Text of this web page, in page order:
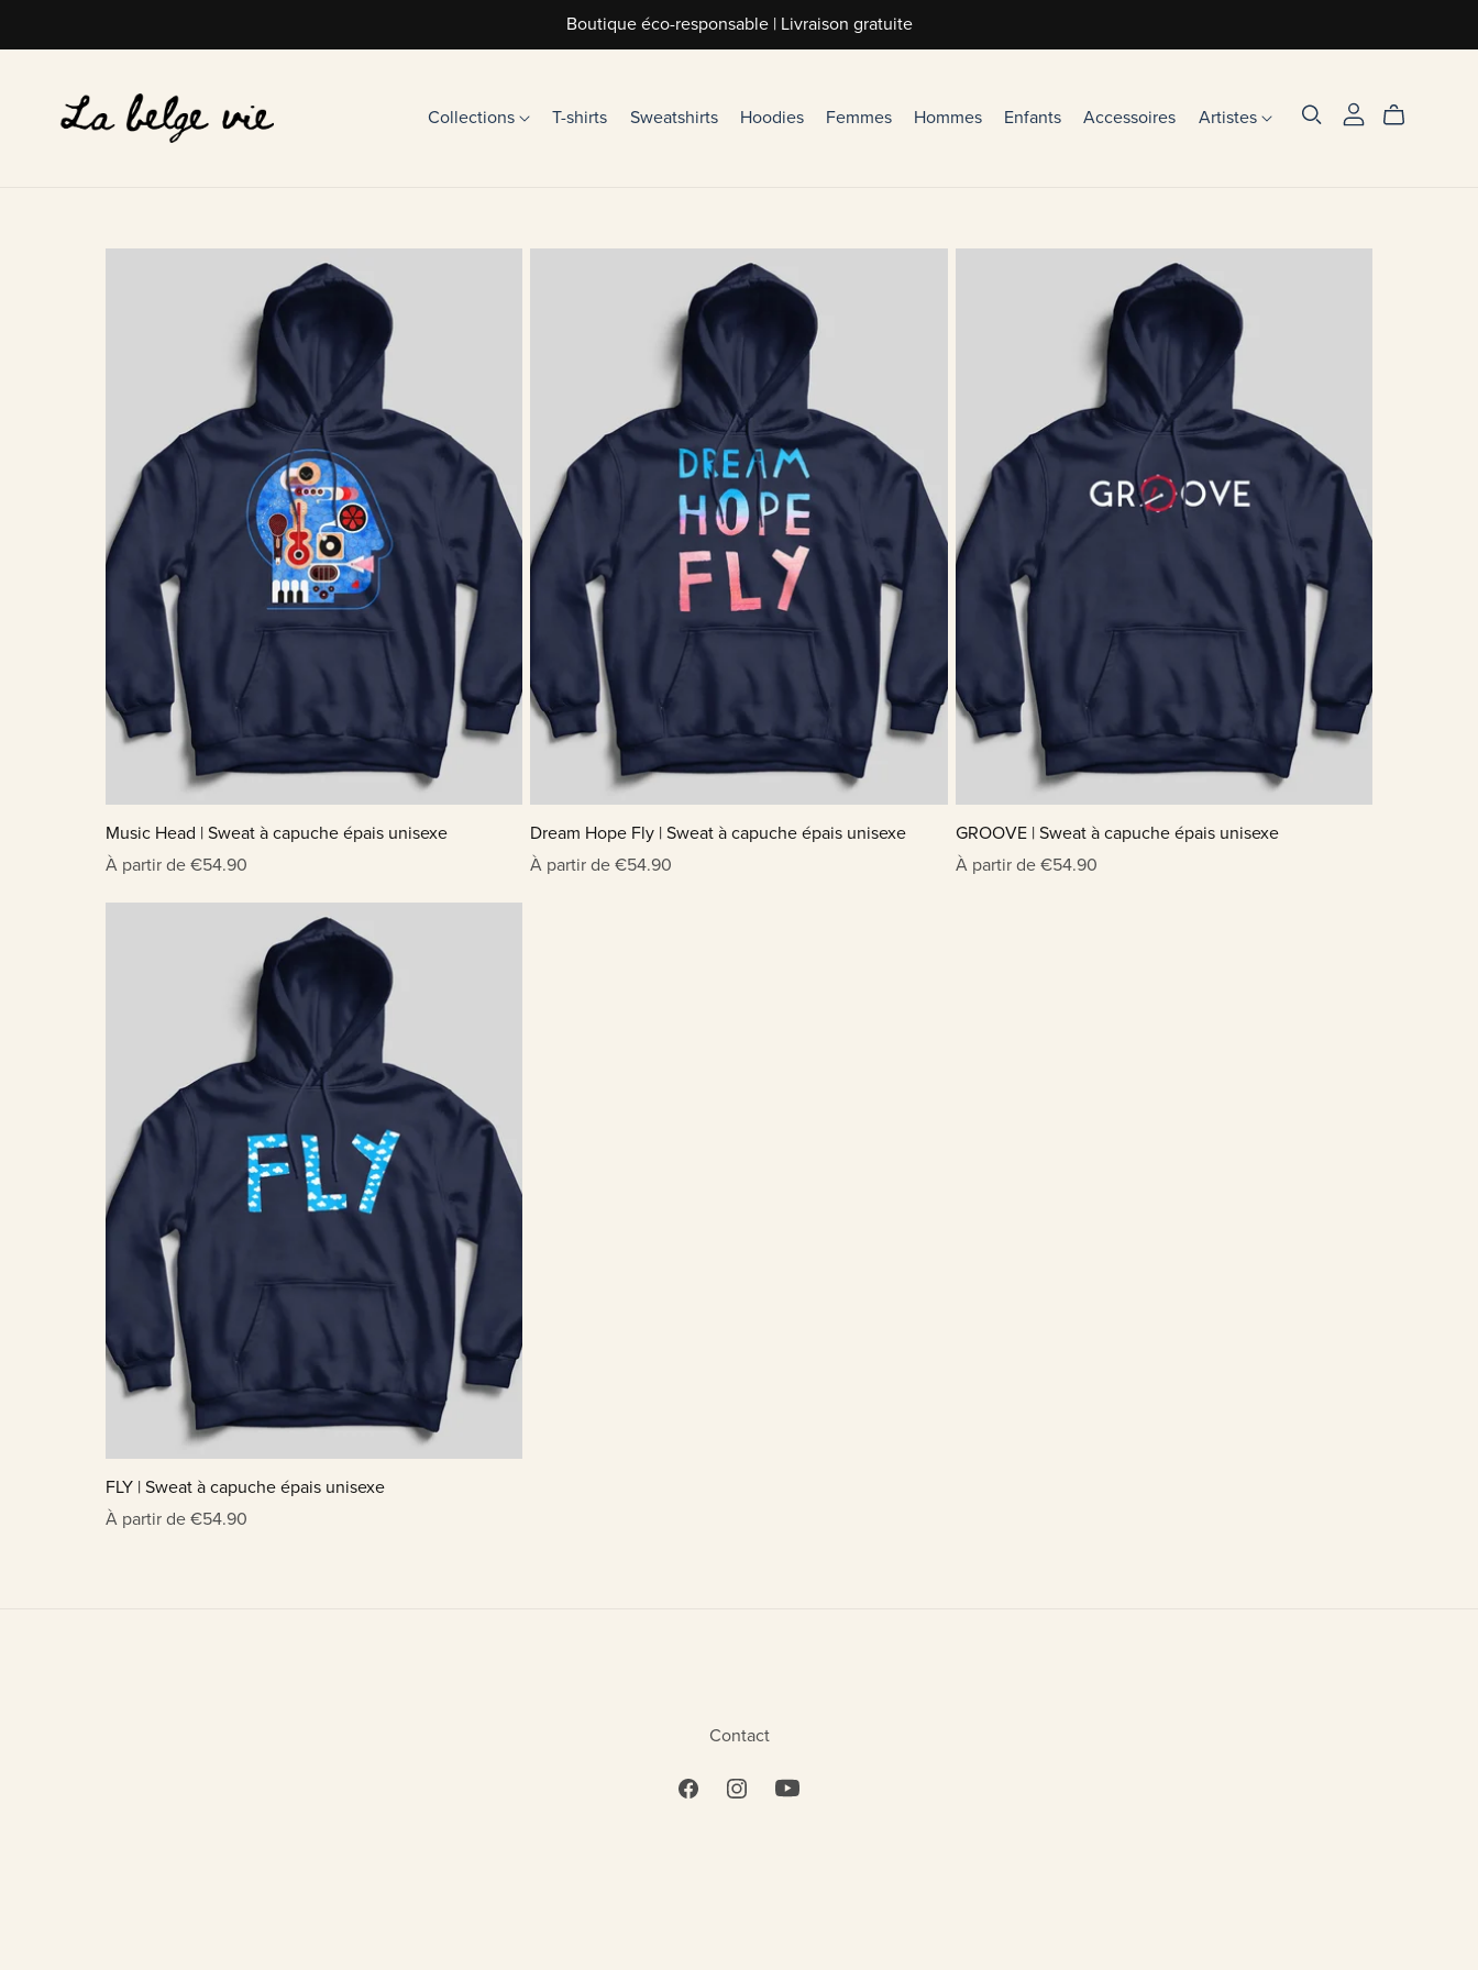
Boutique éco-responsable | Livraison gratuite
Collections T-shirts Sweatshirts Hoodies Femmes Hommes Enfants Accessoires Artistes
Music Head | Sweat à capuche épais unisexe
À partir de €54.90
Dream Hope Fly | Sweat à capuche épais unisexe
À partir de €54.90
GROOVE | Sweat à capuche épais unisexe
À partir de €54.90
FLY | Sweat à capuche épais unisexe
À partir de €54.90
Contact